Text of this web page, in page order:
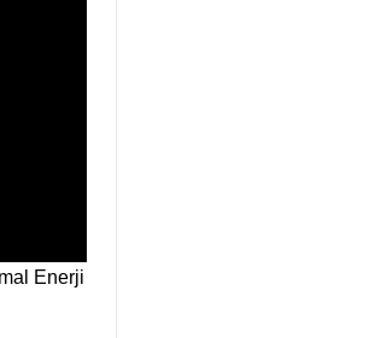
Enerji